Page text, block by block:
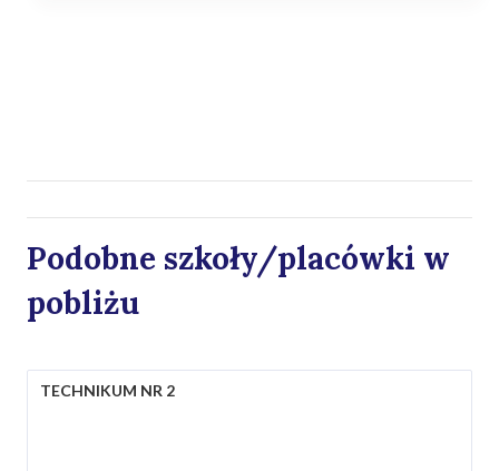
Podobne szkoły/placówki w
pobliżu
TECHNIKUM NR 2